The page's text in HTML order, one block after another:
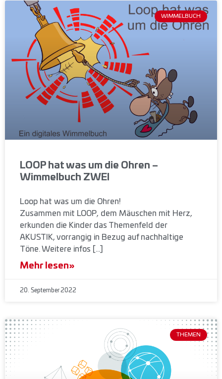
WIMMELBUCH
LOOP hat was um die Ohren –
Wimmelbuch ZWEI
Loop hat was um die Ohren!
Zusammen mit LOOP, dem Mäuschen mit Herz,
erkunden die Kinder das Themenfeld der
AKUSTIK, vorrangig in Bezug auf nachhaltige
Töne. Weitere infos […]
Mehr lesen»
20. September 2022
THEMEN